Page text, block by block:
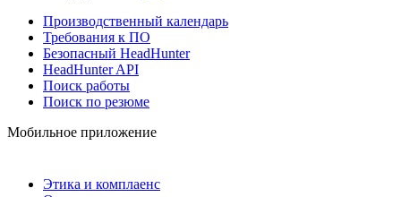
Производственный календарь
Требования к ПО
Безопасный HeadHunter
HeadHunter API
Поиск работы
Поиск по резюме
Мобильное приложение
Этика и комплаенс